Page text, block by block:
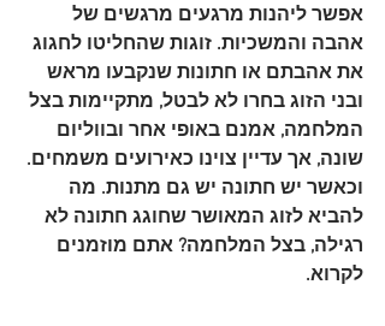
אפשר ליהנות מרגעים מרגשים של
אהבה והמשכיות. זוגות שהחליטו לחגוג
את אהבתם או חתונות שנקבעו מראש
ובני הזוג בחרו לא לבטל, מתקיימות בצל
המלחמה, אמנם באופי אחר ובווליום
שונה, אך עדיין צוינו כאירועים משמחים.
וכאשר יש חתונה יש גם מתנות. מה
להביא לזוג המאושר שחוגג חתונה לא
רגילה, בצל המלחמה? אתם מוזמנים
לקרוא.